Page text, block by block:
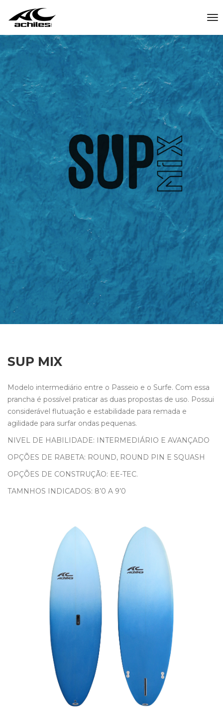
SUP MIX
Modelo intermediário entre o Passeio e o Surfe. Com essa
prancha é possível praticar as duas propostas de uso. Possui
considerável flutuação e estabilidade para remada e
agilidade para surfar ondas pequenas.
NIVEL DE HABILIDADE: INTERMEDIÁRIO E AVANÇADO
OPÇÕES DE RABETA: ROUND, ROUND PIN E SQUASH
OPÇÕES DE CONSTRUÇÃO: EE-TEC.
TAMNHOS INDICADOS: 8’0 A 9’0